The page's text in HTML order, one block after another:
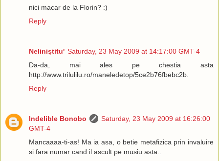
nici macar de la Florin? :)
Reply
Neliniştitu' Saturday, 23 May 2009 at 14:17:00 GMT-4
Da-da, mai ales pe chestia asta
http://www.trilulilu.ro/maneledetop/5ce2b76fbebc2b.
Reply
Indelible Bonobo
Saturday, 23 May 2009 at 16:26:00
GMT-4
Mancaaaa-ti-as! Ma ia asa, o betie metafizica prin invaluire
si fara numar cand il ascult pe musiu asta..